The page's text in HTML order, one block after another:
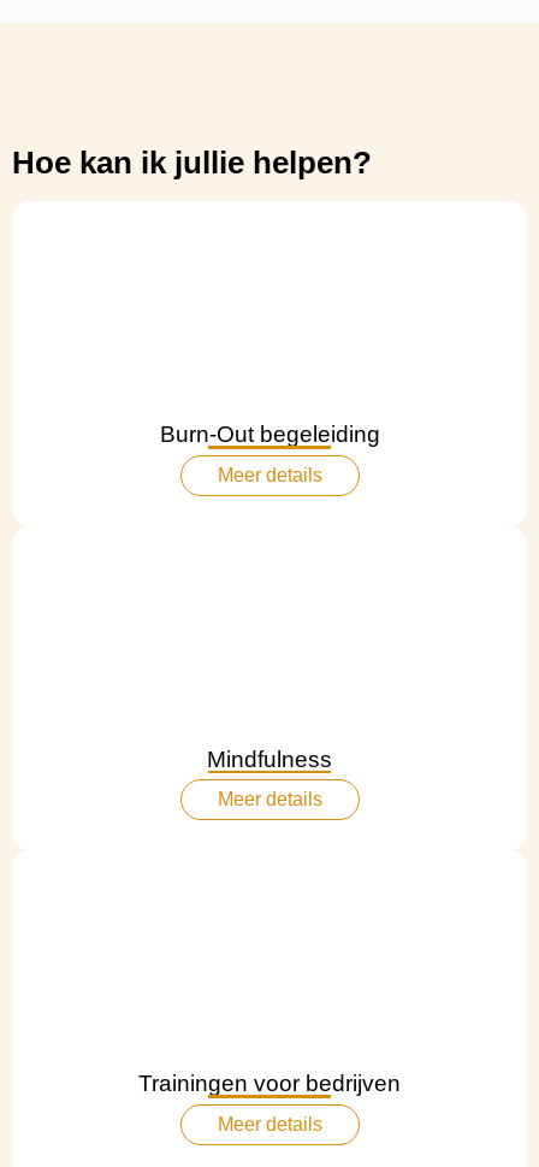
Hoe kan ik jullie helpen?
Burn-Out begeleiding
Meer details
Mindfulness
Meer details
Trainingen voor bedrijven
Meer details